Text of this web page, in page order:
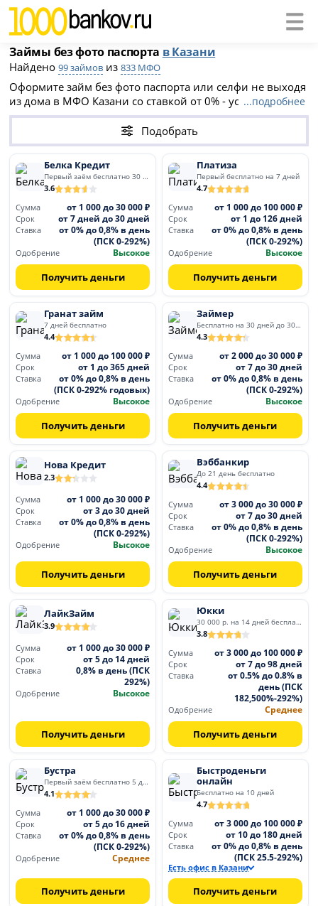
Займы без фото паспорта в Казани
Найдено99 займов из833 МФО
Оформите займ без фото паспорта или селфи не выходя
из дома в МФО Казани со ставкой от 0% - условия 2026
года, онлайн заявка, выдача на карту. Выберите
подходящий вариант, подайте заявку на официальном
сайте МФО Казани и получите деньги за 15 минут.
...подробнее
Подобрать
Белка Кредит
Первый заём бесплатно 30 дней
3.6
Сумма
от 1 000 до 30 000 ₽
Срок от 7 дней до 30 дней
Ставка
от 0% до 0,8% в день
(ПСК 0-292%)
Одобрение Высокое
Получить деньги
Платиза
Первый бесплатно на 7 дней
4.7
Сумма
от 1 000 до 100 000 ₽
Срок от 1 до 126 дней
Ставка
от 0% до 0,8% в день
(ПСК 0-292%)
Одобрение Высокое
Получить деньги
Гранат займ
7 дней бесплатно
4.4
Сумма
от 1 000 до 100 000 ₽
Срок от 1 до 365 дней
Ставка
от 0% до 0,8% в день
(ПСК 0-292% годовых)
Одобрение Высокое
Получить деньги
Займер
Бесплатно на 30 дней до 30 000
4.3
Сумма
от 2 000 до 30 000 ₽
Срок от 7 до 30 дней
Ставка
от 0% до 0,8% в день
(ПСК 0-292%)
Одобрение Высокое
Получить деньги
Нова Кредит
2.3
Сумма от 1 000 до 30 000 ₽
Срок от 3 до 30 дней
Ставка
от 0% до 0,8% в день
(ПСК 0-292%)
Одобрение Высокое
Получить деньги
Вэббанкир
До 21 день бесплатно
4.4
Сумма
от 3 000 до 30 000 ₽
Срок от 7 до 30 дней
Ставка
от 0% до 0,8% в день
(ПСК 0-292%)
Одобрение Высокое
Получить деньги
ЛайкЗайм
3.9
Сумма от 1 000 до 30 000 ₽
Срок от 5 до 14 дней
Ставка
0,8% в день (ПСК
292%)
Одобрение Высокое
Получить деньги
Юкки
30 000 р. на 14 дней бесплатно
3.8
Сумма
от 3 000 до 100 000 ₽
Срок от 7 до 98 дней
Ставка
от 0.5% до 0.8% в
день (ПСК
182,500%-292%)
Одобрение Среднее
Получить деньги
Бустра
Первый заём бесплатно 5 дней
4.1
Сумма
от 1 000 до 30 000 ₽
Срок от 5 до 16 дней
Ставка
от 0% до 0,8% в день
(ПСК 0-292%)
Одобрение Среднее
Получить деньги
Быстроденьги
онлайн
Бесплатно на 10 дней
4.7
Сумма
от 3 000 до 100 000 ₽
Срок от 10 до 180 дней
Ставка
от 0% до 0,8% в день
(ПСК 25.5-292%)
Есть офис в Казани
Получить деньги